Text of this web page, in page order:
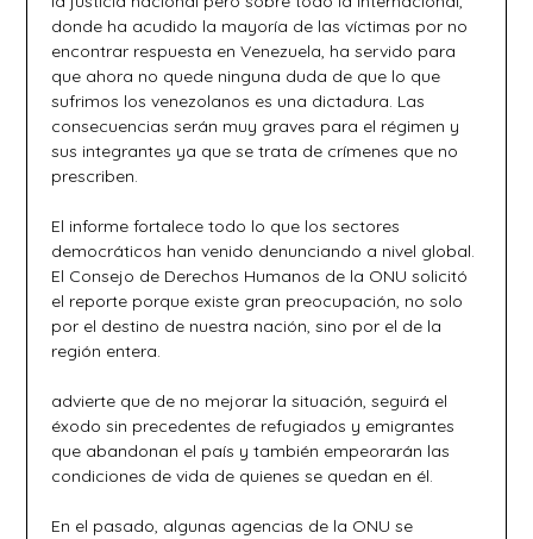
donde ha acudido la mayoría de las víctimas por no
encontrar respuesta en Venezuela, ha servido para
que ahora no quede ninguna duda de que lo que
sufrimos los venezolanos es una dictadura. Las
consecuencias serán muy graves para el régimen y
sus integrantes ya que se trata de crímenes que no
prescriben.
El informe fortalece todo lo que los sectores
democráticos han venido denunciando a nivel global.
El Consejo de Derechos Humanos de la ONU solicitó
el reporte porque existe gran preocupación, no solo
por el destino de nuestra nación, sino por el de la
región entera.
advierte que de no mejorar la situación, seguirá el
éxodo sin precedentes de refugiados y emigrantes
que abandonan el país y también empeorarán las
condiciones de vida de quienes se quedan en él.
En el pasado, algunas agencias de la ONU se